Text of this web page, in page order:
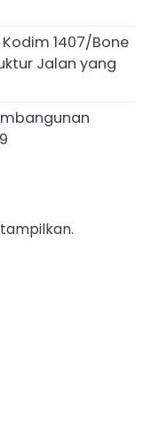
1407/Bone
Jalan yang